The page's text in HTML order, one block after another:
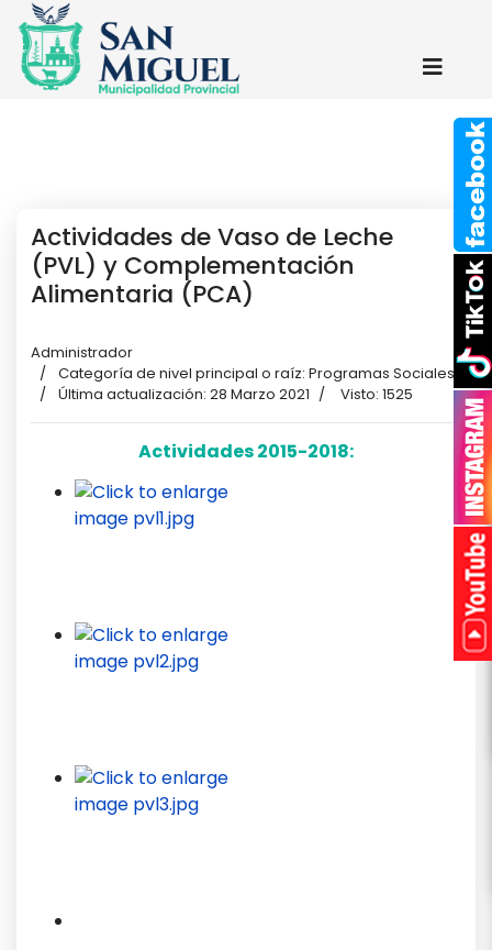
Actividades de Vaso de Leche
(PVL) y Complementación
Alimentaria (PCA)
Administrador
Categoría de nivel principal o raíz: Programas Sociales
Última actualización: 28 Marzo 2021
Visto: 1525
Actividades 2015-2018: